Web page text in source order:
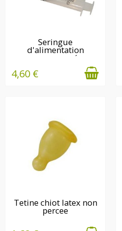
EN STOCK
Seringue
d'alimentation
nouveau né
4,60 €
EN STOCK
Tetine chiot latex non
percee